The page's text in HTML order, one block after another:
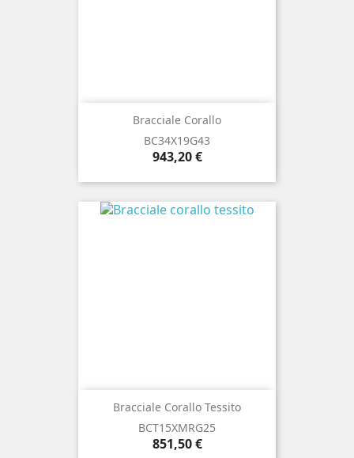
Bracciale Corallo
BC34X19G43
Prezzo
943,20 €
Bracciale Corallo Tessito
BCT15XMRG25
Prezzo
851,50 €